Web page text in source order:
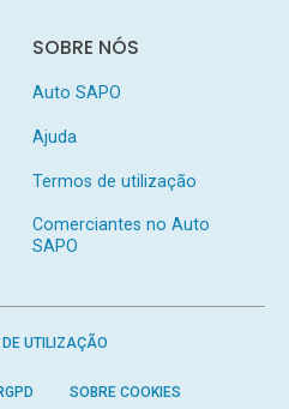
SOBRE NÓS
Auto SAPO
Ajuda
Termos de utilização
Comerciantes no Auto
SAPO
UTILIZAÇÃO
SOBRE COOKIES